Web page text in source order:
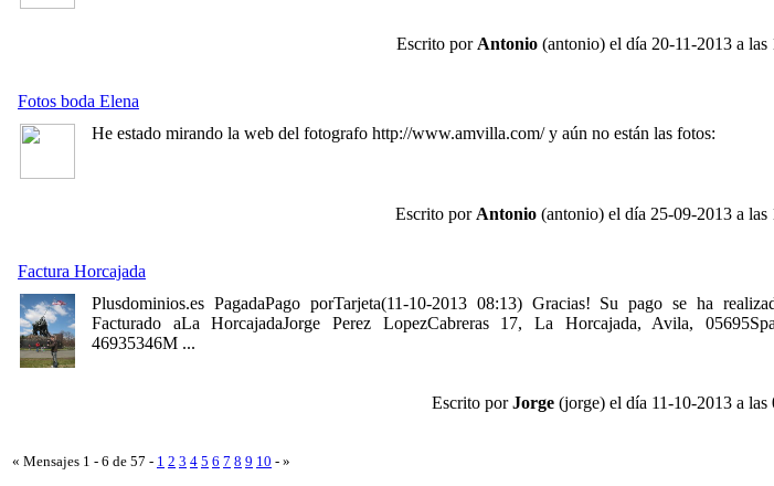
Escrito por Antonio (antonio) el día 20-11-2013 a las
Fotos boda Elena
He estado mirando la web del fotografo http://www.amvilla.com/ y aún no están las fotos:
Escrito por Antonio (antonio) el día 25-09-2013 a las
Factura Horcajada
Plusdominios.es PagadaPago porTarjeta(11-10-2013 08:13) Gracias! Su pago se ha
Facturado aLa HorcajadaJorge Perez LopezCabreras 17, La Horcajada, Avila,
46935346M ...
Escrito porJorge (jorge) el día 11-10-2013 a las
« Mensajes 1 - 6 de 57 - 1 2 3 4 5 6 7 8 9 10 - »